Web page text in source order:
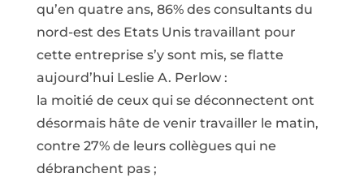
qu’en quatre ans, 86% des consultants du
nord-est des Etats Unis travaillant pour
cette entreprise s’y sont mis, se flatte
aujourd’hui Leslie A. Perlow :
la moitié de ceux qui se déconnectent ont
désormais hâte de venir travailler le matin,
contre 27% de leurs collègues qui ne
débranchent pas ;